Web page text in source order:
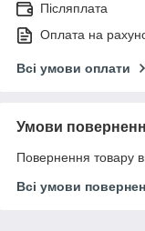
Післяплата
Оплата на
Всі умови оплати
Умови
Повернення товару
Всі умови